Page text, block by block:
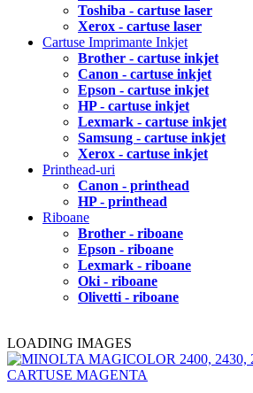
Toshiba - cartuse laser
Xerox - cartuse laser
Cartuse Imprimante Inkjet
Brother - cartuse inkjet
Canon - cartuse inkjet
Epson - cartuse inkjet
HP - cartuse inkjet
Lexmark - cartuse inkjet
Samsung - cartuse inkjet
Xerox - cartuse inkjet
Printhead-uri
Canon - printhead
HP - printhead
Riboane
Brother - riboane
Epson - riboane
Lexmark - riboane
Oki - riboane
Olivetti - riboane
LOADING IMAGES